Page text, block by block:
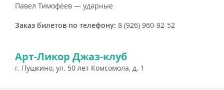
Павел Тимофеев — ударные
Заказ билетов по телефону: 8 (926) 960-92-52
Арт-Ликор Джаз-клуб
г. Пушкино, ул. 50 лет Комсомола, д. 1